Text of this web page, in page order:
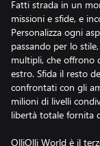
Fatti strada in un
missioni e sfide, e
Personalizza ogni
passando per lo
multipli, che offrono
estro. Sfida il resto
confrontati con gli
milioni di livelli
libertà totale fornita
OlliOlli World è il